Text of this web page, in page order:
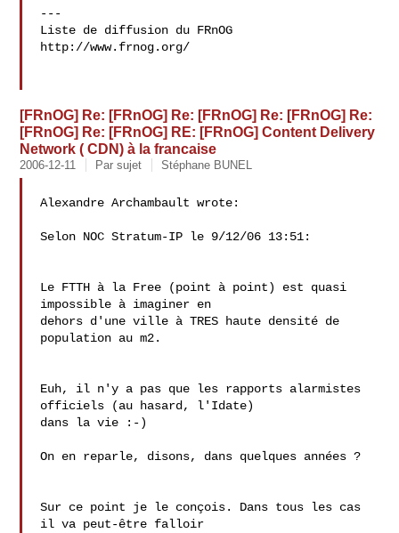
---
Liste de diffusion du FRnOG
http://www.frnog.org/
[FRnOG] Re: [FRnOG] Re: [FRnOG] Re: [FRnOG] Re:
[FRnOG] Re: [FRnOG] RE: [FRnOG] Content Delivery
Network ( CDN) à la francaise
2006-12-11 Par sujet Stéphane BUNEL
Alexandre Archambault wrote:
Selon NOC Stratum-IP le 9/12/06 13:51:
Le FTTH à la Free (point à point) est quasi
impossible à imaginer en
dehors d'une ville à TRES haute densité de
population au m2.
Euh, il n'y a pas que les rapports alarmistes
officiels (au hasard, l'Idate)
dans la vie :-)
On en reparle, disons, dans quelques années ?
Sur ce point je le conçois. Dans tous les cas
il va peut-être falloir